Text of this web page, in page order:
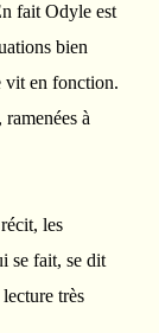
fait Odyle est
bien
vit en fonction.
à
les
se fait, se dit
très